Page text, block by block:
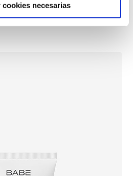
cookies necesarias
Pediátrica